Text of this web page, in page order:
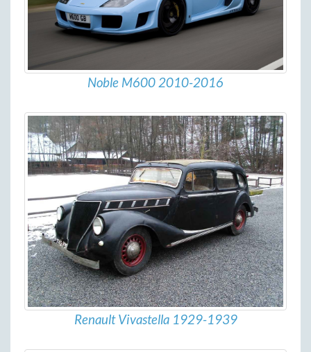
Noble M600 2010-2016
Renault Vivastella 1929-1939